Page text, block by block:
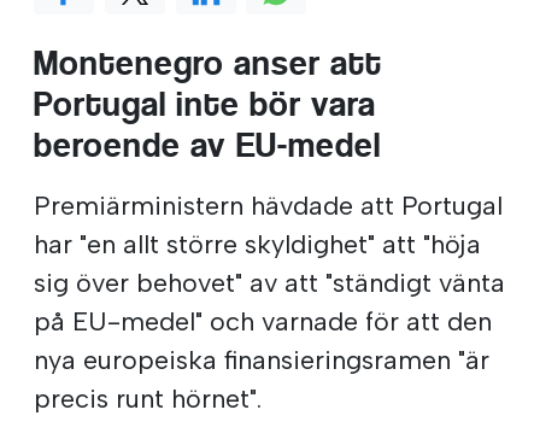
Montenegro anser att
Portugal inte bör vara
beroende av EU-medel
Premiärministern hävdade att Portugal
har "en allt större skyldighet" att "höja
sig över behovet" av att "ständigt vänta
på EU-medel" och varnade för att den
nya europeiska finansieringsramen "är
precis runt hörnet".